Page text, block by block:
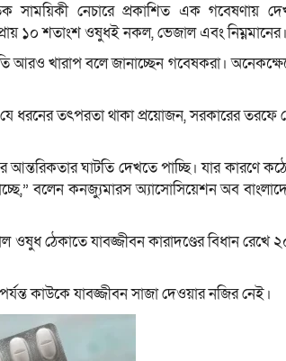
সাময়িকী নেচারে প্রকাশিত এক গবেষণায়
১০ শতাংশ ওষুধই নকল, ভেজাল এবং নিম্নমানের।
আরও খারাপ বলে জানাচ্ছেন গবেষকরা।
ধরনের তৎপরতা থাকা প্রয়োজন, সরকারের তরফে
আন্তরিকতার ঘাটতি দেখতে পাচ্ছি। যার
বলেন কনজ্যুমারস অ্যাসোসিয়েশন অব
ওষুধ ঠেকাতে যাবজ্জীবন কারাদণ্ডের বিধান
কাউকে যাবজ্জীবন সাজা দেওয়ার নজির নেই।